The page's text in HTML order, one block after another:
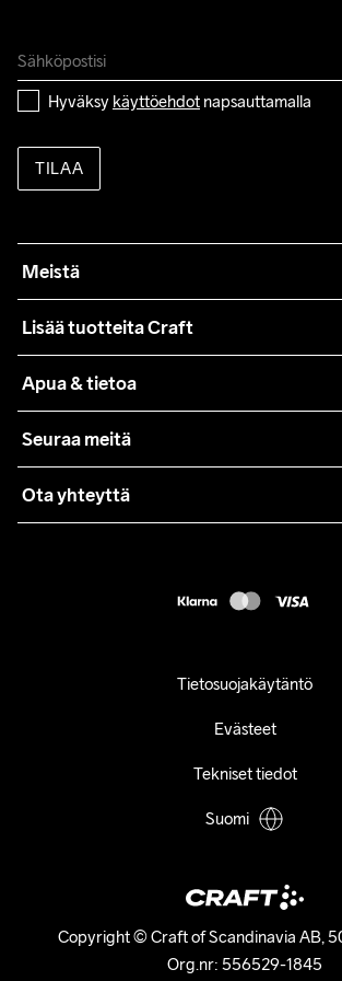
Hyväksy käyttöehdot napsauttamalla
TILAA
Meistä
Lisää tuotteita Craft
Yhteistyöt
Lehdistö
Apua & tietoa
Käyttöehdot
Asiakaspalvelu
Seuraa meitä
Ota yhteyttä
Copyright © Craft of Scandinavia AB,
Org.nr: 556529-1845
Tietosuojakäytäntö
Evästeet
Tekniset tiedot
Suomi